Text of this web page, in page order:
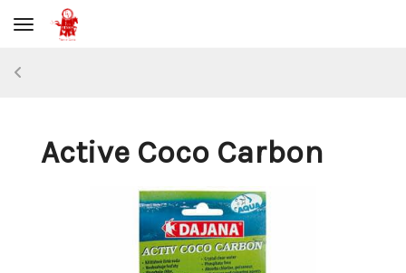
Toggle navigation
Active Coco Carbon